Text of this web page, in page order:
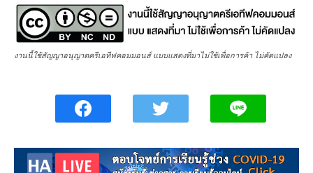
งานนี้ใช้สัญญาอนุญาตครีเอทีฟคอมมอนส์ แบบแสดงที่มาไม่ใช้เพื่อการค้า ไม่คัดแปลง